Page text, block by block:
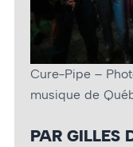
Cure-Pipe –
musique de
PAR GILLES